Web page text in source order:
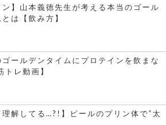
ン】山本義徳先生が考える本当のゴール
は【飲み方】
ールデンタイムにプロテインを飲まな
トレ動画】
理解してる…?!】ビールのプリン体で”太